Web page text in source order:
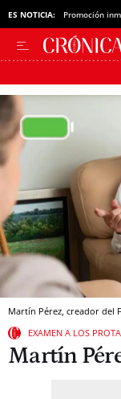
ES NOTICIA: Promoción
Martín Pérez, creador del
EXAMEN A LOS
Martín